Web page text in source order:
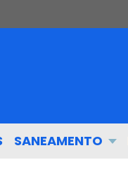
SANEAMENTO